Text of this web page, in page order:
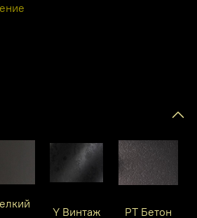
Y Винтаж PT Бетон